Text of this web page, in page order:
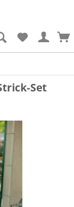
Set